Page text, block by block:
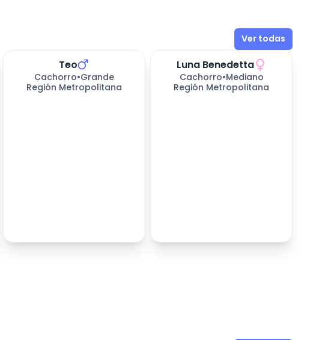
Ver todas
Teo
Cachorro•Grande
Región Metropolitana
Luna Benedetta
Cachorro•Mediano
Región Metropolitana